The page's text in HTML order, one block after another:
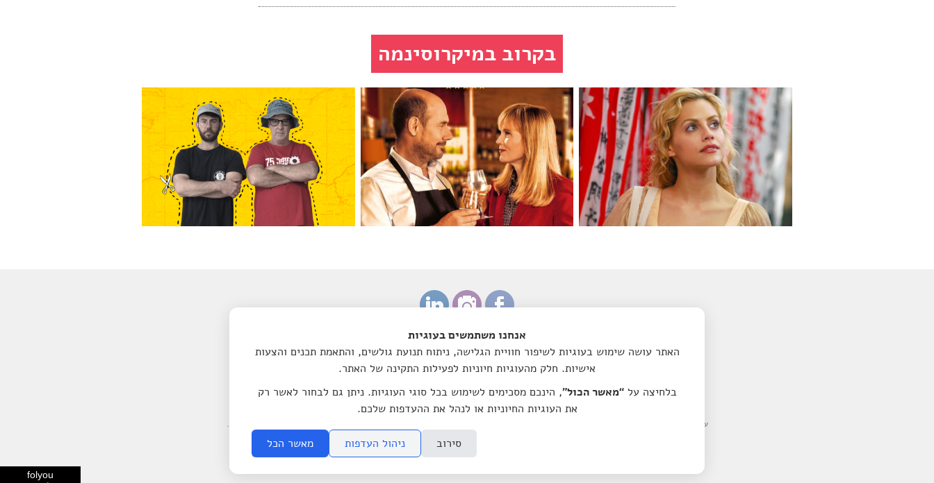
בקרוב במיקרוסינמה
ודנה הדר
עמותת מיקרוסינמה-סרט לשם שינוי הנה עמותה רשומה מס' 580603157, בעלת אישור תקין ומוכרת כמוסד ציבורי לעניין תרומות לפי סעיף 46 לפקודת מס הכנסה.
folyou
אנחנו משתמשים בעוגיות
האתר עושה שימוש בעוגיות לשיפור חוויית הגלישה, ניתוח תנועת גולשים, והתאמת תכנים והצעות
אישיות. חלק מהעוגיות חיוניות לפעילות התקינה של האתר.
בלחיצה על“מאשר הכול”, הינכם מסכימים לשימוש בכל סוגי העוגיות. ניתן גם לבחור לאשר רק
את העוגיות החיוניות או לנהל את ההעדפות שלכם.
סירוב ניהול העדפות מאשר הכל